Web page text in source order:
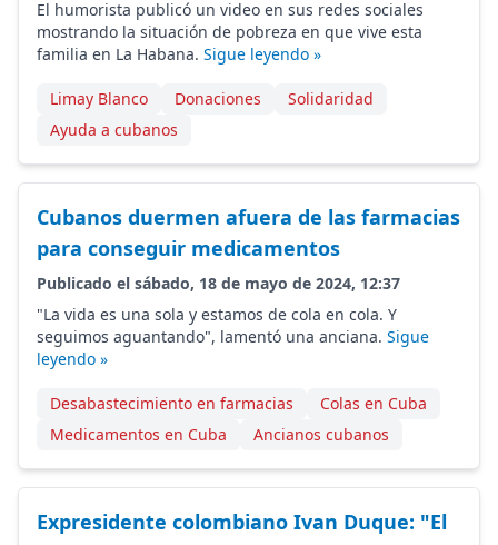
El humorista publicó un video en sus redes sociales
mostrando la situación de pobreza en que vive esta
familia en La Habana. Sigue leyendo »
Limay Blanco Donaciones
Solidaridad
Ayuda a cubanos
Cubanos duermen afuera de las farmacias
para conseguir medicamentos
Publicado el sábado, 18 de mayo de 2024, 12:37
"La vida es una sola y estamos de cola en cola. Y
seguimos aguantando", lamentó una anciana. Sigue
leyendo »
Desabastecimiento en farmacias
Colas en Cuba
Medicamentos en Cuba
Ancianos cubanos
Expresidente colombiano Ivan Duque: "El